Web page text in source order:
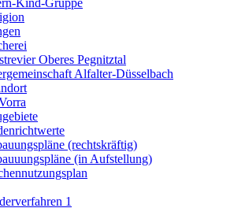
Kind-Gruppe
Oberes Pegnitztal
Alfalter-Düsselbach
(rechtskräftig)
(in Aufstellung)
1